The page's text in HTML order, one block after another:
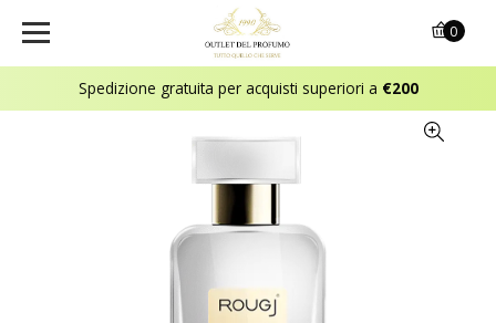
Spedizione gratuita per acquisti superiori a €200
0